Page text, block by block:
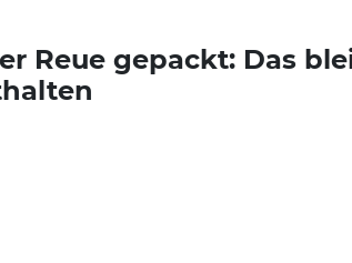
Reue gepackt: Das